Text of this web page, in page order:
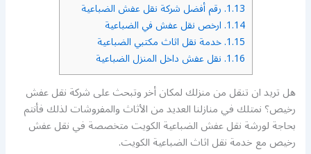
1.13. رقم أفضل شركة نقل عفش الضباعية
1.14. ارخص نقل عفش في الضباعية
1.15. خدمة نقل اثاث مكتبي الضباعية
1.16. نقل عفش داخل المنزل الضباعية
هل تريد ان تنقل من منزلك لمكان أخر وتبحث على شركة نقل عفش
رخيص؟ نمتلك في منازلنا العديد من الأثاث والمفروشات لذلك فأنتم
بحاجة لورشة نقل عفش الضباعية الكويت متخصصة في نقل عفش
رخيص مع خدمة نقل اثاث الضباعية الكويت.